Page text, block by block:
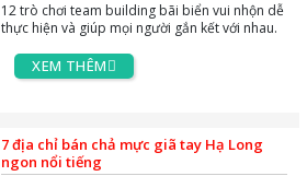
12 trò chơi team building bãi biển vui nhộn dễ
thực hiện và giúp mọi người gắn kết với nhau.
XEM THÊM
7 địa chỉ bán chả mực giã tay Hạ Long
ngon nổi tiếng